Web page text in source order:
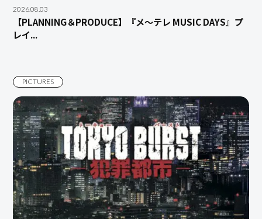
2026.08.03
【PLANNING＆PRODUCE】『メ～テレ MUSIC DAYS』プ
レイ...
PICTURES